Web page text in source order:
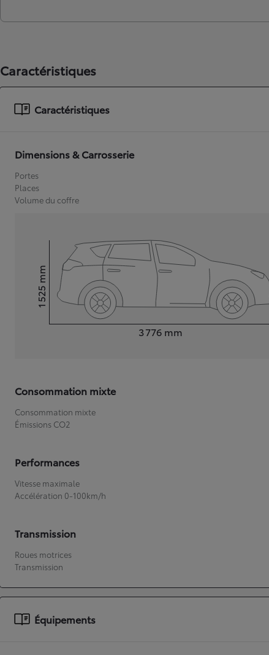
À partir de 19 700 €
Nouvelle Yaris Cross
HYBRIDE
Caractéristiques
Caractéristiques
Dimensions & Carrosserie
Portes
Places
Volume du coffre
3 776 mm
Hauteur1 525
mm
Consommation mixte
Consommation mixte
Émissions CO2
Performances
Vitesse maximale
Accélération 0-100km/h
Transmission
Roues motrices
Transmission
Équipements